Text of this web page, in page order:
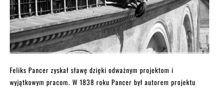
Feliks Pancer zyskał sławę dzięki odważnym projektom i
wyjątkowym pracom. W 1838 roku Pancer był autorem projektu